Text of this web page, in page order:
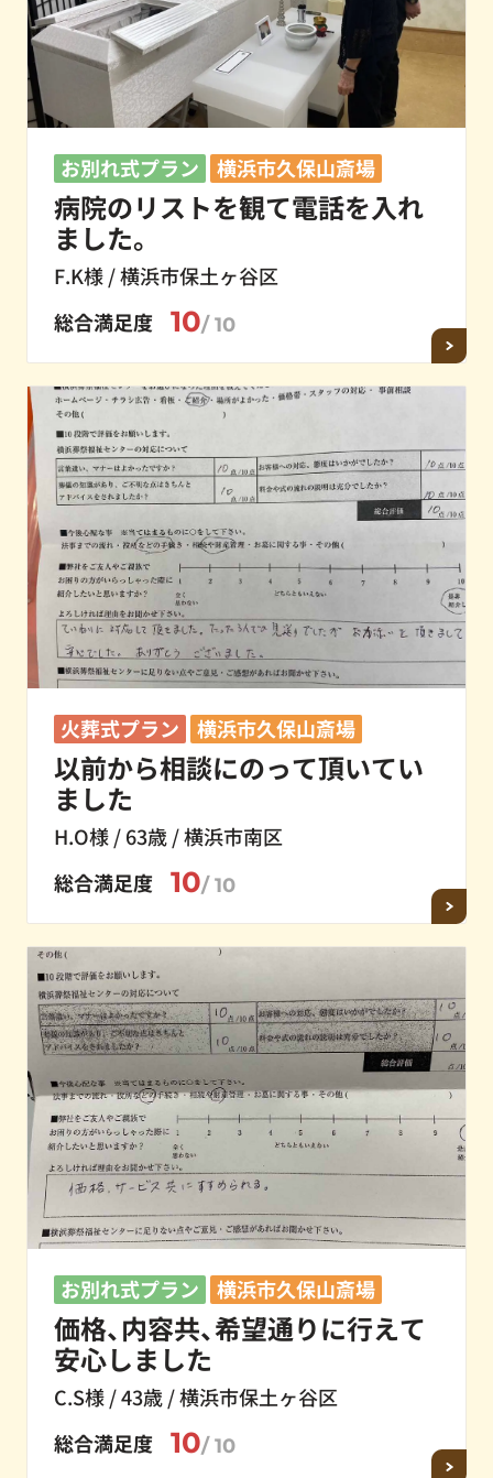
お別れ式プラン 横浜市久保山斎場
病院のリストを観て電話を入れ
ました。
F.K様 / 横浜市保土ヶ谷区
総合満足度
10/ 10
火葬式プラン 横浜市久保山斎場
以前から相談にのって頂いてい
ました
H.O様 / 63歳 / 横浜市南区
総合満足度
10/ 10
お別れ式プラン 横浜市久保山斎場
価格、内容共、希望通りに行えて
安心しました
C.S様 / 43歳 / 横浜市保土ヶ谷区
総合満足度
10/ 10